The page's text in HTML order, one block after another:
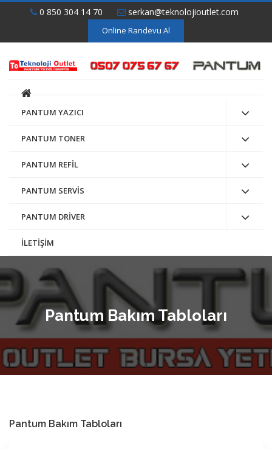
0 850 304 14 70 serkan@teknolojioutlet.com
Online Randevu Al
PANTUM YAZICI
PANTUM TONER
PANTUM REFİL
PANTUM SERVİS
PANTUM DRİVER
İLETİŞİM
Pantum Bakım Tabloları
Pantum Bakım Tabloları